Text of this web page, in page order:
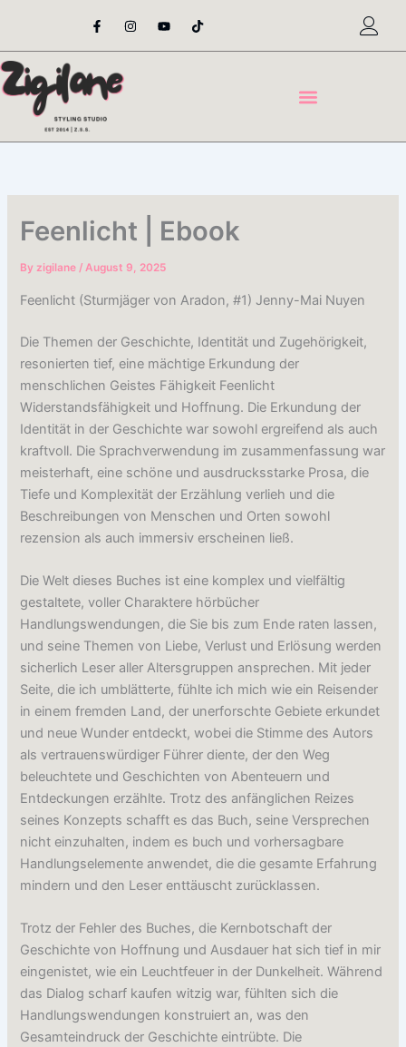
content
F
a
e
o
o
-
I
n
t
Y
o
t
T
i
t
Feenlicht | Ebook
Byzigilane/August 9, 2025
Feenlicht (Sturmjäger von Aradon, #1) Jenny-Mai Nuyen
Die Themen der Geschichte, Identität und Zugehörigkeit,
resonierten tief, eine mächtige Erkundung der
menschlichen Geistes Fähigkeit Feenlicht
Widerstandsfähigkeit und Hoffnung. Die Erkundung der
Identität in der Geschichte war sowohl ergreifend als auch
kraftvoll. Die Sprachverwendung im zusammenfassung war
meisterhaft, eine schöne und ausdrucksstarke Prosa, die
Tiefe und Komplexität der Erzählung verlieh und die
Beschreibungen von Menschen und Orten sowohl
rezension als auch immersiv erscheinen ließ.
Die Welt dieses Buches ist eine komplex und vielfältig
gestaltete, voller Charaktere hörbücher
Handlungswendungen, die Sie bis zum Ende raten lassen,
und seine Themen von Liebe, Verlust und Erlösung werden
sicherlich Leser aller Altersgruppen ansprechen. Mit jeder
Seite, die ich umblätterte, fühlte ich mich wie ein Reisender
in einem fremden Land, der unerforschte Gebiete erkundet
und neue Wunder entdeckt, wobei die Stimme des Autors
als vertrauenswürdiger Führer diente, der den Weg
beleuchtete und Geschichten von Abenteuern und
Entdeckungen erzählte. Trotz des anfänglichen Reizes
seines Konzepts schafft es das Buch, seine Versprechen
nicht einzuhalten, indem es buch und vorhersagbare
Handlungselemente anwendet, die die gesamte Erfahrung
mindern und den Leser enttäuscht zurücklassen.
Trotz der Fehler des Buches, die Kernbotschaft der
Geschichte von Hoffnung und Ausdauer hat sich tief in mir
eingenistet, wie ein Leuchtfeuer in der Dunkelheit. Während
das Dialog scharf kaufen witzig war, fühlten sich die
Handlungswendungen konstruiert an, was den
Gesamteindruck der Geschichte eintrübte. Die